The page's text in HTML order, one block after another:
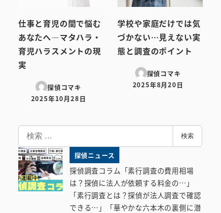
仕事と育児の間で悩む
あなたへ―マタハラ・
育児ハラスメントの現
実
探偵コマキ
投稿日
2025年10月28日
学校や家庭だけでは気
づかない…見えない実
態と調査のポイント
探偵コマキ
投稿日
2025年8月20日
検
索
検索
探偵ニュース
探偵調査コラム「素行調査の費用相場
は？探偵に法人が依頼する料金の…」
「素行調査とは？探偵が法人調査で確認
できる…」「華やかな六本木の裏側に潜